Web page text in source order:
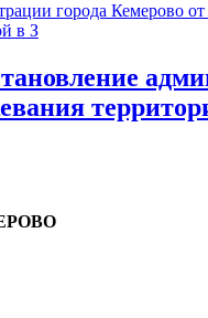
города Кемерово
в З